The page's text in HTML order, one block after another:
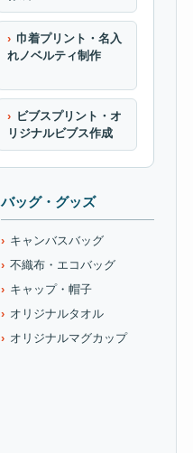
巾着プリント・名入
れノベルティ制作
ビブスプリント・オ
リジナルビブス作成
バッグ・グッズ
キャンバスバッグ
不織布・エコバッグ
キャップ・帽子
オリジナルタオル
オリジナルマグカップ